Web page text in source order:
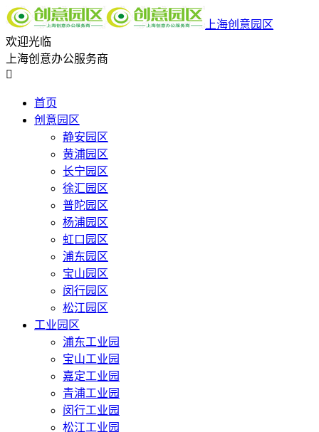
上海创意园区
欢迎光临
上海创意办公服务商

首页
创意园区
静安园区
黄浦园区
长宁园区
徐汇园区
普陀园区
杨浦园区
虹口园区
浦东园区
宝山园区
闵行园区
松江园区
工业园区
浦东工业园
宝山工业园
嘉定工业园
青浦工业园
闵行工业园
松江工业园